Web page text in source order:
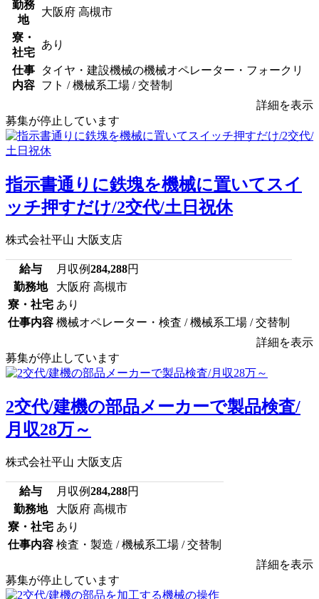
勤務
地
大阪府 高槻市
寮・
社宅
あり
仕事
内容
タイヤ・建設機械の機械オペレーター・フォークリ
フト / 機械系工場 / 交替制
詳細を表示
募集が停止しています
指示書通りに鉄塊を機械に置いてスイ
ッチ押すだけ/2交代/土日祝休
株式会社平山 大阪支店
給与 月収例284,288円
勤務地
大阪府 高槻市
寮・社宅 あり
仕事内容 機械オペレーター・検査 / 機械系工場 / 交替制
詳細を表示
募集が停止しています
2交代/建機の部品メーカーで製品検査/
月収28万～
株式会社平山 大阪支店
給与 月収例284,288円
勤務地
大阪府 高槻市
寮・社宅 あり
仕事内容 検査・製造 / 機械系工場 / 交替制
詳細を表示
募集が停止しています